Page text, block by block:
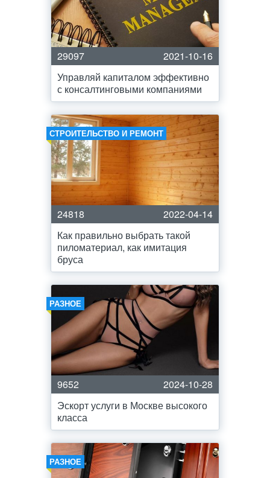
29097
2021-10-16
Управляй капиталом эффективно
с консалтинговыми компаниями
СТРОИТЕЛЬСТВО И РЕМОНТ
24818
2022-04-14
Как правильно выбрать такой
пиломатериал, как имитация
бруса
РАЗНОЕ
9652
2024-10-28
Эскорт услуги в Москве высокого
класса
РАЗНОЕ